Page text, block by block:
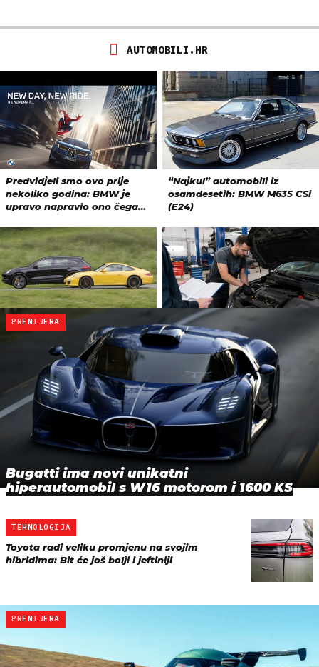
PREMIJERA
Bugatti ima novi unikatni
hiperautomobil s W16 motorom i 1600 KS
TEHNOLOGIJA
Toyota radi veliku promjenu na svojim
hibridima: Bit će još bolji i jeftiniji
PREMIJERA